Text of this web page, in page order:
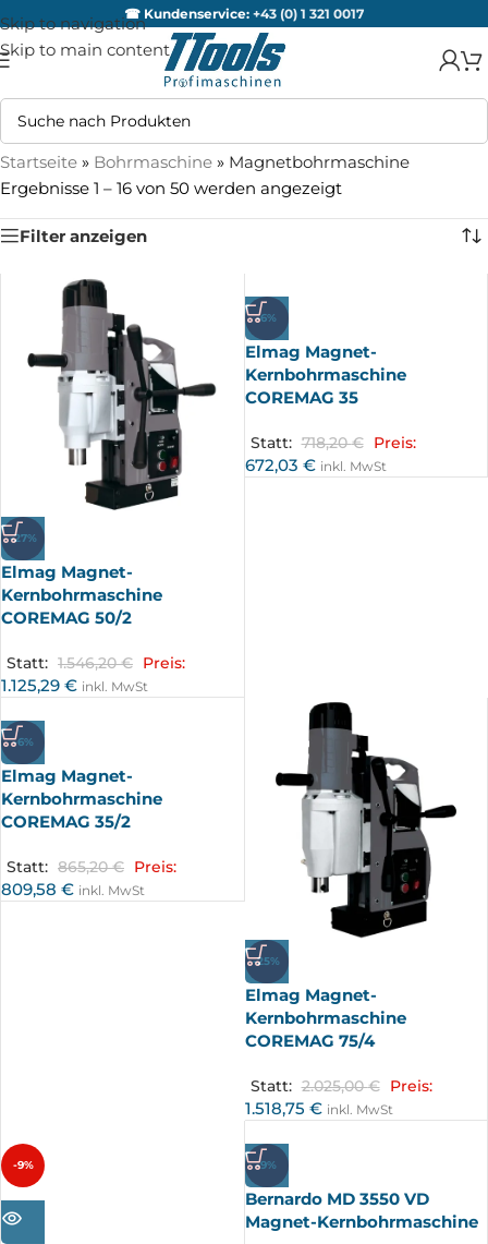
Skip to navigation
Skip to main content
☎ Kundenservice: +43 (0) 1 321 0017
Startseite » Bohrmaschine » Magnetbohrmaschine
Ergebnisse 1 – 16 von 50 werden angezeigt
Filter anzeigen
-27%
Elmag Magnet-
Kernbohrmaschine
COREMAG 50/2
Statt: 1.546,20€ Preis:
1.125,29 € inkl. MwSt
-6%
Elmag Magnet-
Kernbohrmaschine
COREMAG 35
Statt: 718,20€ Preis:
672,03 € inkl. MwSt
-6%
Elmag Magnet-
Kernbohrmaschine
COREMAG 35/2
Statt: 865,20€ Preis:
809,58 € inkl. MwSt
-25%
Elmag Magnet-
Kernbohrmaschine
COREMAG 75/4
Statt: 2.025,00€ Preis:
1.518,75 € inkl. MwSt
-9%
AUSV
ERKA
-9%
Bernardo MD 3550 VD
Magnet-Kernbohrmaschine